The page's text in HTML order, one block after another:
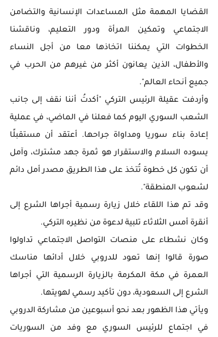
القضايا المهمة مثل المساعدات الإنسانية والتضامن
الاجتماعي وتمكين المرأة ودور التعليم، وناقشنا
الخطوات التي يمكننا اتخاذها معا من أجل النساء
والأطفال، الذين يعانون أكثر من غيرهم من الحرب في
جميع أنحاء العالم".
وأردفت عقيلة الرئيس التركي "أكدتُ أننا نقف إلى جانب
الشعب السوري اليوم كما فعلنا في الماضي، في عملية
إعادة بناء سوريا ومداواة جراحها. أعتقد أن مستقبلًا
يسوده السلام والاستقرار هو ثمرة جهد مشترك، وآمل
أن تكون كل خطوة تُتخذ على هذا الطريق مصدر أمل دائم
لشعوب المنطقة".
وقد تم هذا اللقاء خلال زيارة رسمية أجراها الشرع إلى
أنقرة أمس الثلاثاء تلبية لدعوة من نظيره التركي.
وكان نشطاء على منصات التواصل الاجتماعي تداولوا
صورة قالوا إنها تعود للدروبي خلال أدائها مناسك
العمرة في مكة المكرمة بالزيارة الرسمية التي أجراها
الشرع إلى السعودية، دون تأكيد رسمي لهويتها.
ويأتي هذا الظهور بعد نحو أسبوعين من مشاركة الدروبي
في اجتماع للرئيس السوري مع وفد من السوريات